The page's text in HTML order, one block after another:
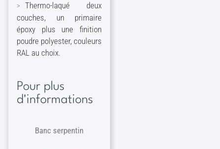
Thermo-laqué deux
couches, un primaire
époxy plus une finition
poudre polyester, couleurs
RAL au choix.
Pour plus
d'informations
Banc serpentin